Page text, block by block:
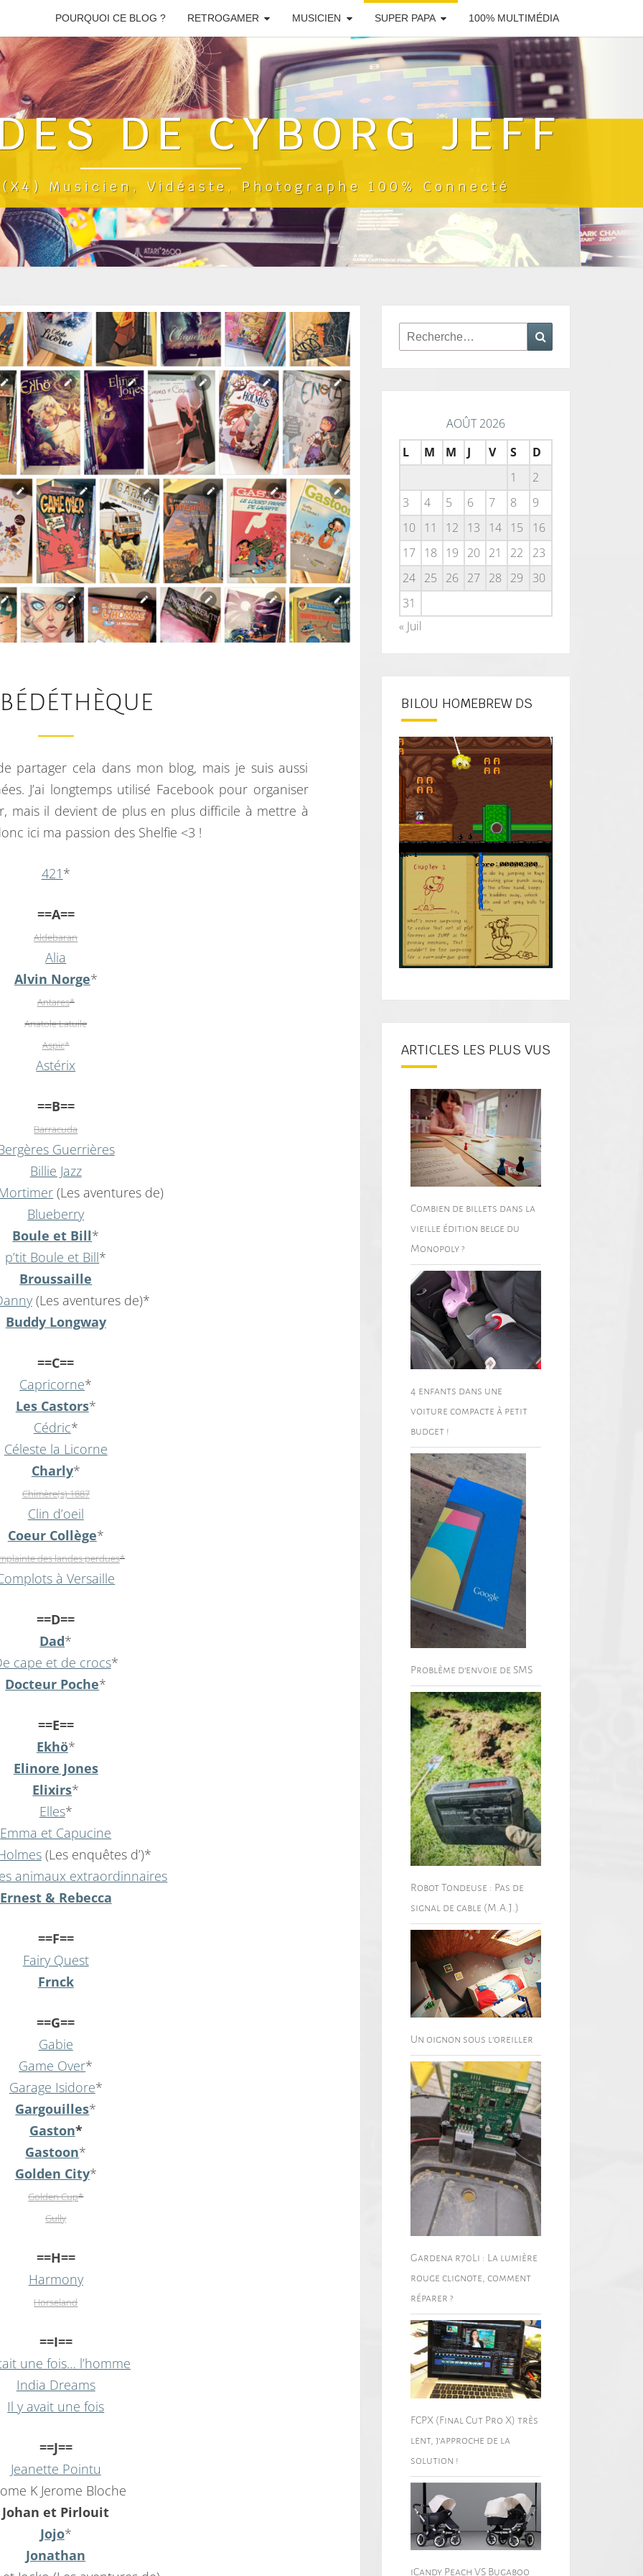
POURQUOI CE BLOG ? RETROGAMER MUSICIEN SUPER PAPA 100% MULTIMÉDIA
DE CYBORG JEFF
Musicien, Vidéaste, Photographe 100% Connecté
M
A
D
É
T
H
Q
E
partager cela dans mon blog, mais je suis aussi
J’ai longtemps utilisé Facebook pour organiser
mais il devient de plus en plus difficile à mettre à
ici ma passion des Shelfie <3 !
421 *
==A==
Aldebaran
Alia
Alvin Norge*
Antares*
Anatole Latuile
Aspic*
Astérix
==B==
Barracuda
Guerrières
Billie Jazz
(Les aventures de)
Blueberry
Boule et Bill*
p’tit Boule et Bill*
Broussaille
(Les aventures de)*
Buddy Longway
==C==
Capricorne*
Les Castors*
Cédric*
Céleste la Licorne
Charly*
Chimère(s) 1887
Clin d’oeil
Coeur Collège*
des landes perdues*
à Versaille
==D==
Dad*
cape et de crocs*
Docteur Poche*
==E==
Ekhö*
Elinore Jones
Elixirs*
Elles*
Emma et Capucine
(Les enquêtes d’)*
animaux extraordinnaires
Ernest & Rebecca
==F==
Fairy Quest
Frnck
==G==
Gabie
Game Over*
Garage Isidore*
Gargouilles*
Gaston*
Gastoon*
Golden City*
Golden Cup*
Gully
==H==
Harmony
Horseland
==I==
une fois… l’homme
India Dreams
Il y avait une fois
==J==
Jeanette Pointu
K Jerome Bloche
Johan et Pirlouit
Jojo*
Jonathan
Rechercher :
AOÛT 2026
L
M M J V S
D
1
2
3
4 5 6 7 8
9
10
11 12 13 14 15
16
17
18 19 20 21 22
23
24
25 26 27 28 29
30
31
« Juil
BILOU HOMEBREW DS
ARTICLES LES PLUS VUS
Combien de billets dans la
vieille édition belge du
Monopoly ?
4 enfants dans une
voiture compacte à petit
budget !
Problème d’envoie de SMS
Robot Tondeuse : Pas de
signal de cable (M.A.J.)
Un oignon sous l’oreiller
Gardena r70Li : La lumière
rouge clignote, comment
réparer ?
FCPX (Final Cut Pro X) très
lent, j’approche de la
solution !
iCandy Peach VS Bugaboo